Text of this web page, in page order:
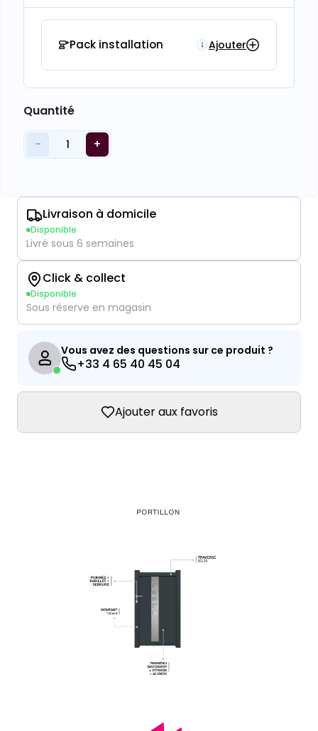
Pack installation Ajouter
Quantité
− 1 +
Livraison à domicile
Disponible
Livré sous 6 semaines
Click & collect
Disponible
Sous réserve en magasin
Vous avez des questions sur ce produit ?
+33 4 65 40 45 04
Ajouter aux favoris